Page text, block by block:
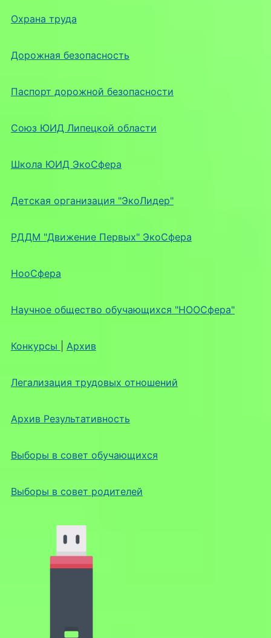
Охрана труда
Дорожная безопасность
Паспорт дорожной безопасности
Союз ЮИД Липецкой области
Школа ЮИД ЭкоСфера
Детская организация "ЭкоЛидер"
РДДМ "Движение Первых" ЭкоСфера
НооСфера
Научное общество обучающихся "НООСфера"
Конкурсы Архив
Легализация трудовых отношений
Архив Результативность
Выборы в совет обучающихся
Выборы в совет родителей